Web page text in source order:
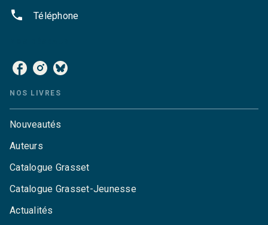
phone Téléphone
NOS LIVRES
Nouveautés
Auteurs
Catalogue Grasset
Catalogue Grasset-Jeunesse
Actualités